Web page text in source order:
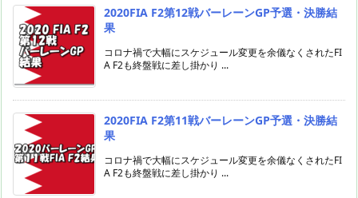
2020FIA F2第12戦バーレーンGP予選・決勝結
果
コロナ禍で大幅にスケジュール変更を余儀なくされたFI
A F2も終盤戦に差し掛かり ...
2020FIA F2第11戦バーレーンGP予選・決勝結
果
コロナ禍で大幅にスケジュール変更を余儀なくされたFI
A F2も終盤戦に差し掛かり ...